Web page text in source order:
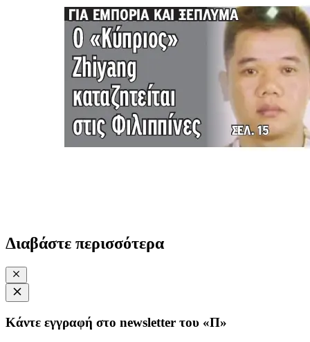
Διαβάστε περισσότερα
Κάντε εγγραφή στο newsletter του «Π»